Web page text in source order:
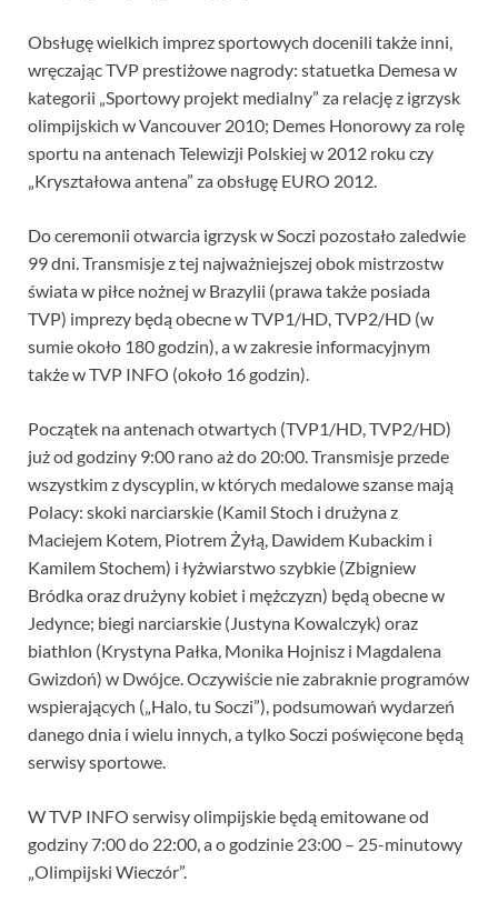
Obsługę wielkich imprez sportowych docenili także inni,
wręczając TVP prestiżowe nagrody: statuetka Demesa w
kategorii „Sportowy projekt medialny” za relację z igrzysk
olimpijskich w Vancouver 2010; Demes Honorowy za rolę
sportu na antenach Telewizji Polskiej w 2012 roku czy
„Kryształowa antena” za obsługę EURO 2012.
Do ceremonii otwarcia igrzysk w Soczi pozostało zaledwie
99 dni. Transmisje z tej najważniejszej obok mistrzostw
świata w piłce nożnej w Brazylii (prawa także posiada
TVP) imprezy będą obecne w TVP1/HD, TVP2/HD (w
sumie około 180 godzin), a w zakresie informacyjnym
także w TVP INFO (około 16 godzin).
Początek na antenach otwartych (TVP1/HD, TVP2/HD)
już od godziny 9:00 rano aż do 20:00. Transmisje przede
wszystkim z dyscyplin, w których medalowe szanse mają
Polacy: skoki narciarskie (Kamil Stoch i drużyna z
Maciejem Kotem, Piotrem Żyłą, Dawidem Kubackim i
Kamilem Stochem) i łyżwiarstwo szybkie (Zbigniew
Bródka oraz drużyny kobiet i mężczyzn) będą obecne w
Jedynce; biegi narciarskie (Justyna Kowalczyk) oraz
biathlon (Krystyna Pałka, Monika Hojnisz i Magdalena
Gwizdoń) w Dwójce. Oczywiście nie zabraknie programów
wspierających („Halo, tu Soczi”), podsumowań wydarzeń
danego dnia i wielu innych, a tylko Soczi poświęcone będą
serwisy sportowe.
W TVP INFO serwisy olimpijskie będą emitowane od
godziny 7:00 do 22:00, a o godzinie 23:00 – 25-minutowy
„Olimpijski Wieczór”.